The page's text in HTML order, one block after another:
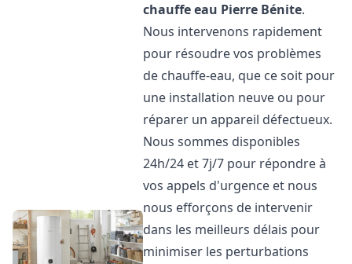
chauffe eau Pierre Bénite.
Nous intervenons rapidement
pour résoudre vos problèmes
de chauffe-eau, que ce soit pour
une installation neuve ou pour
réparer un appareil défectueux.
Nous sommes disponibles
24h/24 et 7j/7 pour répondre à
vos appels d'urgence et nous
nous efforçons de intervenir
dans les meilleurs délais pour
minimiser les perturbations